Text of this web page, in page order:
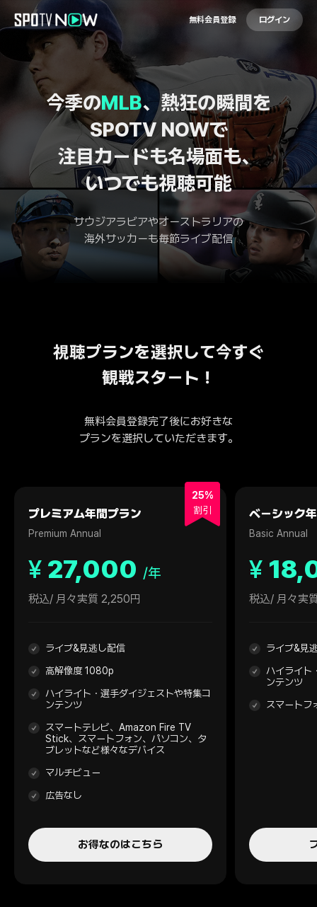
無料会員登録 ログイン
今季のMLB、熱狂の瞬間を
SPOTV NOWで
注目カードも名場面も、
いつでも視聴可能
サウジアラビアやオーストラリアの
海外サッカーも毎節ライブ配信
視聴プランを選択して今すぐ
観戦スタート！
無料会員登録完了後にお好きな
プランを選択していただきます。
25%
割引
プレミアム年間プラン
Premium Annual
¥ 27,000 /年
税込/ 月々実質 2,250円
ライブ&見逃し配信
高解像度 1080p
ハイライト・選手ダイジェストや特集コ
ンテンツ
スマートテレビ、Amazon Fire TV
Stick、スマートフォン、パソコン、タ
ブレットなど様々なデバイス
マルチビュー
広告なし
お得なのはこちら
ベーシック
Basic Annual
¥
税込/ 月々実
ライブ&見
ハイライト
ンテンツ
スマートフ